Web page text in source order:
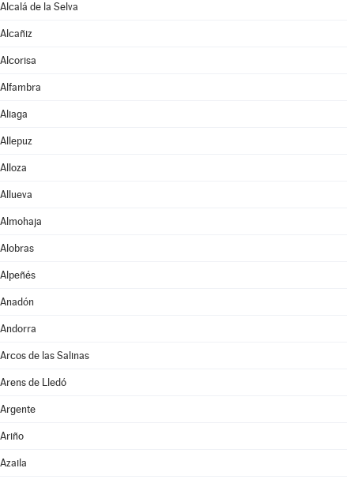
Alcalá de la Selva
Alcañiz
Alcorisa
Alfambra
Aliaga
Allepuz
Alloza
Allueva
Almohaja
Alobras
Alpeñés
Anadón
Andorra
Arcos de las Salinas
Arens de Lledó
Argente
Ariño
Azaila